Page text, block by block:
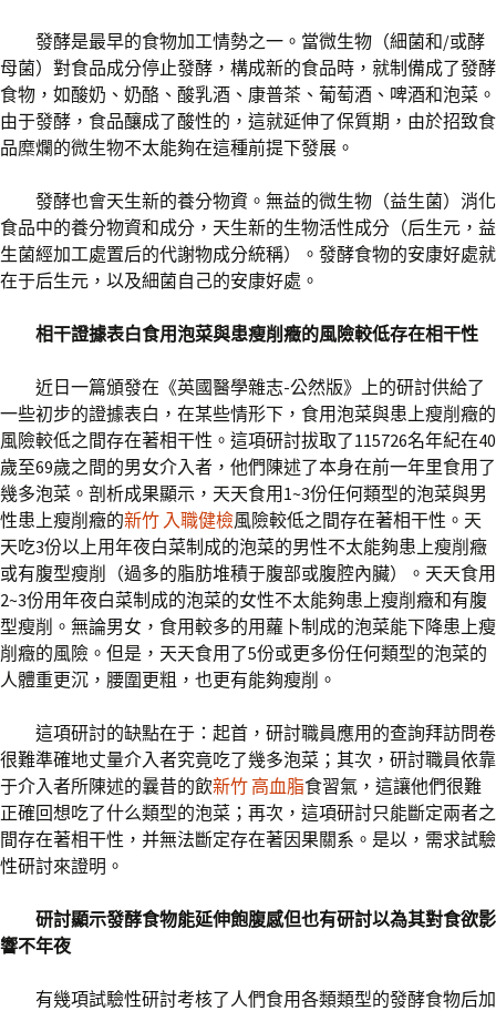
發酵是最早的食物加工情勢之一。當微生物（細菌和/或酵
母菌）對食品成分停止發酵，構成新的食品時，就制備成了發酵
食物，如酸奶、奶酪、酸乳酒、康普茶、葡萄酒、啤酒和泡菜。
由于發酵，食品釀成了酸性的，這就延伸了保質期，由於招致食
品糜爛的微生物不太能夠在這種前提下發展。
發酵也會天生新的養分物資。無益的微生物（益生菌）消化
食品中的養分物資和成分，天生新的生物活性成分（后生元，益
生菌經加工處置后的代謝物成分統稱）。發酵食物的安康好處就
在于后生元，以及細菌自己的安康好處。
相干證據表白食用泡菜與患瘦削癥的風險較低存在相干性
近日一篇頒發在《英國醫學雜志-公然版》上的研討供給了
一些初步的證據表白，在某些情形下，食用泡菜與患上瘦削癥的
風險較低之間存在著相干性。這項研討拔取了115726名年紀在40
歲至69歲之間的男女介入者，他們陳述了本身在前一年里食用了
幾多泡菜。剖析成果顯示，天天食用1~3份任何類型的泡菜與男
性患上瘦削癥的新竹 入職健檢風險較低之間存在著相干性。天
天吃3份以上用年夜白菜制成的泡菜的男性不太能夠患上瘦削癥
或有腹型瘦削（過多的脂肪堆積于腹部或腹腔內臟）。天天食用
2~3份用年夜白菜制成的泡菜的女性不太能夠患上瘦削癥和有腹
型瘦削。無論男女，食用較多的用蘿卜制成的泡菜能下降患上瘦
削癥的風險。但是，天天食用了5份或更多份任何類型的泡菜的
人體重更沉，腰圍更粗，也更有能夠瘦削。
這項研討的缺點在于：起首，研討職員應用的查詢拜訪問卷
很難準確地丈量介入者究竟吃了幾多泡菜；其次，研討職員依靠
于介入者所陳述的曩昔的飲新竹 高血脂食習氣，這讓他們很難
正確回想吃了什么類型的泡菜；再次，這項研討只能斷定兩者之
間存在著相干性，并無法斷定存在著因果關系。是以，需求試驗
性研討來證明。
研討顯示發酵食物能延伸飽腹感但也有研討以為其對食欲影
響不年夜
有幾項試驗性研討考核了人們食用各類類型的發酵食物后加